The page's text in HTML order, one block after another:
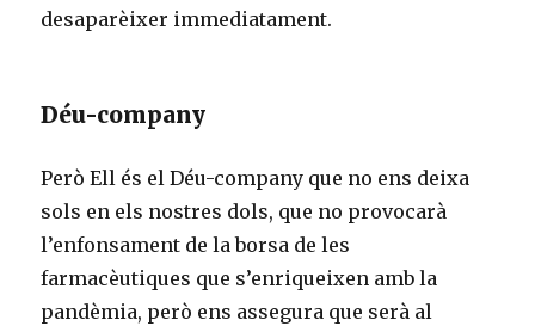
desaparèixer immediatament.
Déu-company
Però Ell és el Déu-company que no ens deixa
sols en els nostres dols, que no provocarà
l’enfonsament de la borsa de les
farmacèutiques que s’enriqueixen amb la
pandèmia, però ens assegura que serà al